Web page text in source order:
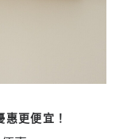
更便宜！